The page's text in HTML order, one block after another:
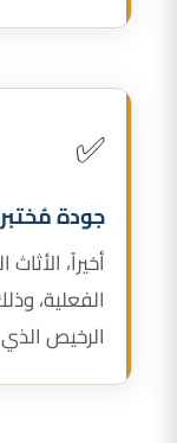
✅
جودة
أخيراً،
الفعلية،
الرخيص